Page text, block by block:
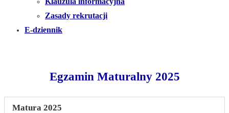
Zasady rekrutacji
E-dziennik
Egzamin Maturalny 2025
Matura 2025